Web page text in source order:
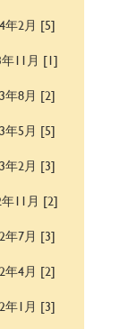
年2月 [5]
11月 [1]
年8月 [2]
年5月 [5]
年2月 [3]
11月 [2]
年7月 [3]
年4月 [2]
年1月 [3]